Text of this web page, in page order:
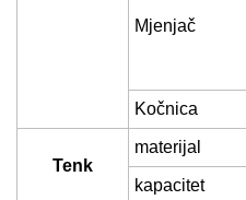
Mjenjač
Kočnica
Tenk
materijal
kapacitet